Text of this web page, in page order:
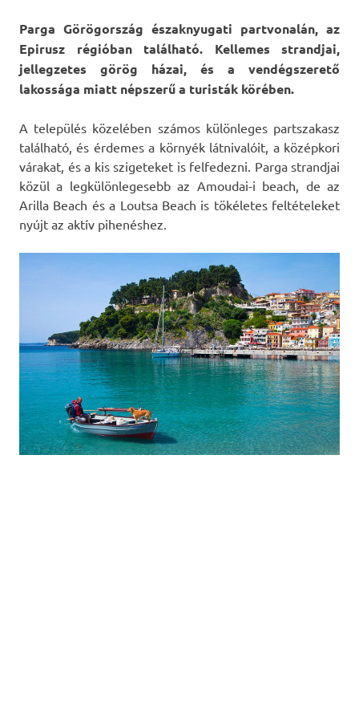
Parga Görögország északnyugati partvonalán, az
Epirusz régióban található. Kellemes strandjai,
jellegzetes görög házai, és a vendégszerető
lakossága miatt népszerű a turisták körében.
A település közelében számos különleges partszakasz
található, és érdemes a környék látnivalóit, a középkori
várakat, és a kis szigeteket is felfedezni. Parga strandjai
közül a legkülönlegesebb az Amoudai-i beach, de az
Arilla Beach és a Loutsa Beach is tökéletes feltételeket
nyújt az aktív pihenéshez.